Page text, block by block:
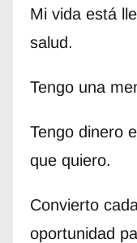
Mi vida está
salud.
Tengo una
Tengo dinero
que quiero.
Convierto
oportunidad